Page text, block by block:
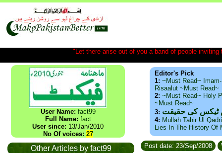
"Let there arise out of you a band of people
User Name: fact99
Full Name: fact
User since: 13/Jan/2010
No Of voices: 27
Other Articles by fact99
Editor's Pick
1: ~Must Read~
Risaalut ~Must Read~
2: ~Must Read~ Holy
~Must Read~
3: ٹیکس کی حقیقت
4: Mullah Tahir Ul
Lies In The History Of
Post date: 23/Sep/2008